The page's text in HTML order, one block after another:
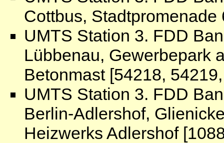
Cottbus,
UMTS Station 3. FDD
Lübbenau, Gewerbepark
Betonmast [54218,
UMTS Station 3. FDD
Berlin-Adlershof,
Heizwerks Adlershof